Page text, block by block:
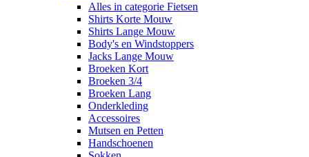
Broeken Kort
Broeken 3/4
Broeken Lang
Onderkleding
Accessoires
Mutsen en Petten
Handschoenen
Sokken
Overig
Vrije tijd
Alles in categorie Vrije tijd
T-Shirts